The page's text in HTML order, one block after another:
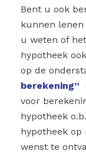
Bent u ook
kunnen
u weten of
hypotheek
op de
berekening”
voor
hypotheek
hypotheek
wenst te